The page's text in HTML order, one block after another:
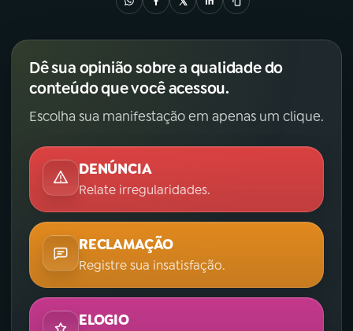
Dê sua opinião sobre a qualidade do
conteúdo que você acessou.
Escolha sua manifestação em apenas um clique.
DENÚNCIA
Relate irregularidades.
RECLAMAÇÃO
Registre sua insatisfação.
ELOGIO